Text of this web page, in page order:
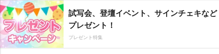
試写会、登壇イベント、サインチェキなど
プレゼント！
プレゼント特集